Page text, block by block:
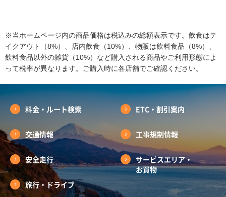
※当ホームページ内の商品価格は税込みの総額表示です。飲食はテ
イクアウト（8%）、店内飲食（10%）、物販は飲料食品（8%）、
飲料食品以外の雑貨（10%）など購入される商品やご利用形態によ
って税率が異なります。ご購入時に各店舗でご確認ください。
料金・ルート検索 ETC・割引案内
交通情報 工事規制情報
安全走行
サービスエリア・
お買物
旅行・ドライブ